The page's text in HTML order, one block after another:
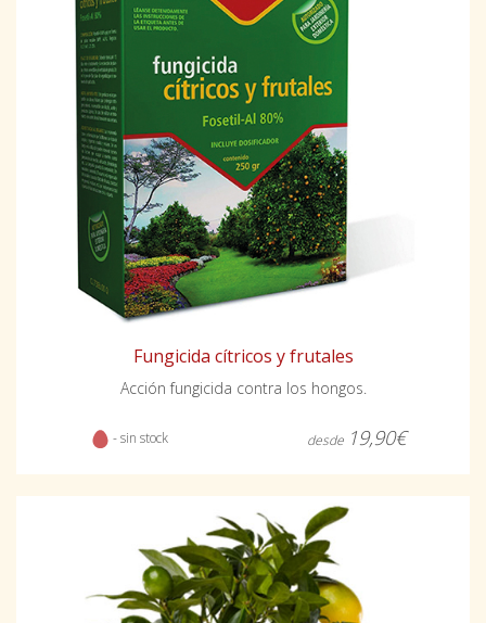
Fungicida cítricos y frutales
Acción fungicida contra los hongos.
- sin stock desde 19,90€